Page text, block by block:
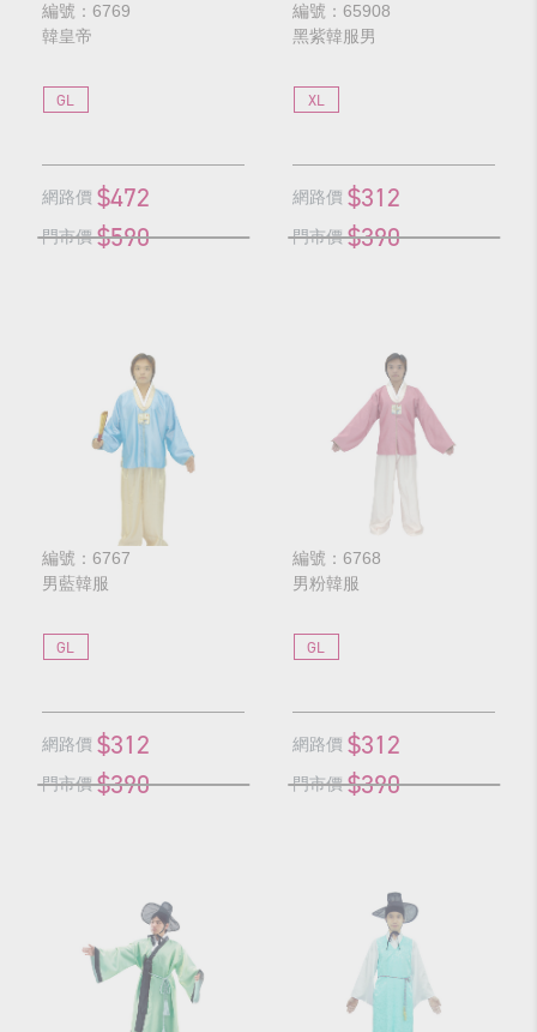
編號：6769
韓皇帝
GL
網路價 $472
門市價 $590
編號：65908
黑紫韓服男
XL
網路價 $312
門市價 $390
編號：6767
男藍韓服
GL
網路價 $312
門市價 $390
編號：6768
男粉韓服
GL
網路價 $312
門市價 $390